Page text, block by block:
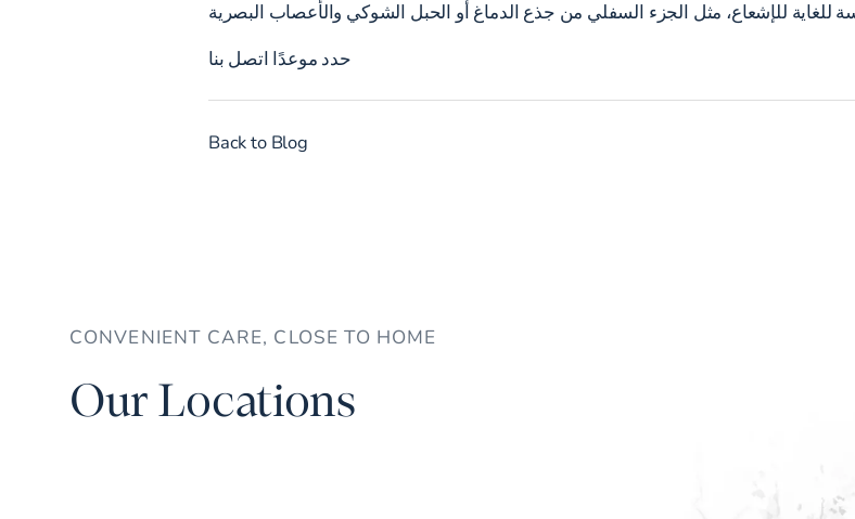
حدد موعدًا اتصل بنا
Back to Blog
CONVENIENT CARE, CLOSE TO HOME
Our Locations